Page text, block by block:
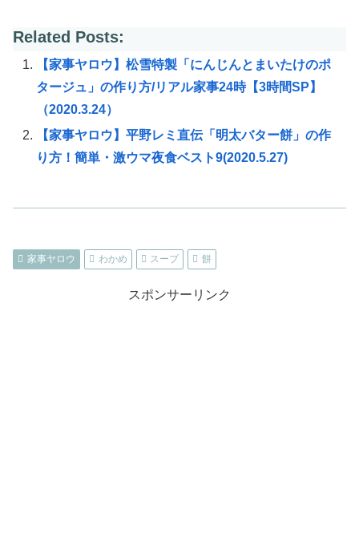
Related Posts:
【家事ヤロウ】松雪特製「にんじんとまいたけのポ
タージュ」の作り方/リアル家事24時【3時間SP】
（2020.3.24）
【家事ヤロウ】平野レミ直伝「明太バター餅」の作
り方！簡単・激ウマ夜食ベスト9(2020.5.27)
家事ヤロウ わかめ スープ 餅
スポンサーリンク